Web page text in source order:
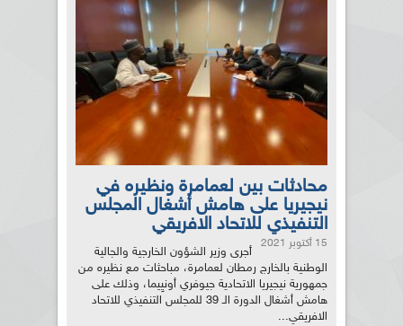
محادثات بين لعمامرة ونظيره في
نيجيريا على هامش أشغال المجلس
التنفيذي للاتحاد الافريقي
15 أكتوبر 2021
أجرى وزير الشؤون الخارجية والجالية
الوطنية بالخارج رمطان لعمامرة، مباحثات مع نظيره من
جمهورية نيجيريا الاتحادية جيوفري أونيِيما، وذلك على
هامش أشغال الدورة الـ 39 للمجلس التنفيذي للاتحاد
الافريقي...